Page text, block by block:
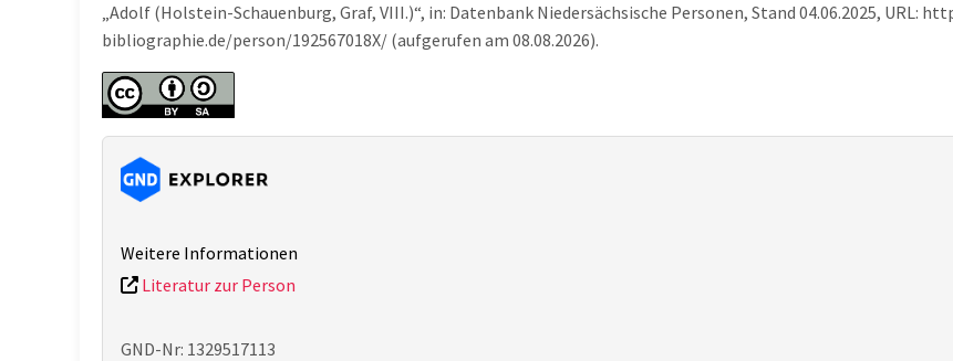
„Adolf (Holstein-Schauenburg, Graf, VIII.)“, in: Datenbank Niedersächsische Personen, Stand 04.06.2025, URL:
bibliographie.de/person/192567018X/ (aufgerufen am 08.08.2026).
Weitere Informationen
Literatur zur Person
GND-Nr: 1329517113